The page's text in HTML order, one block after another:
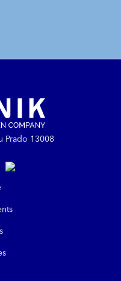
Prado 13008
company/
www.youtube.com/
https://www.tiktok.com/